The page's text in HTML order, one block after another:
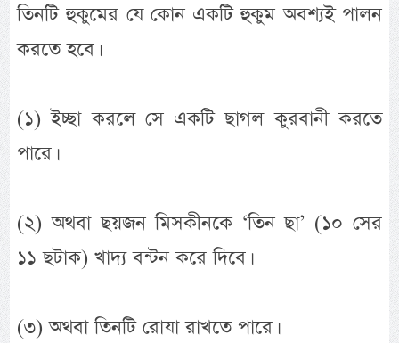
তিনটি হুকুমের যে কোন একটি হুকুম অবশ্যই পালন
করতে হবে।
(১) ইচ্ছা করলে সে একটি ছাগল কুরবানী করতে
পারে।
(২) অথবা ছয়জন মিসকীনকে ‘তিন ছা’ (১০ সের
১১ ছটাক) খাদ্য বন্টন করে দিবে।
(৩) অথবা তিনটি রোযা রাখতে পারে।